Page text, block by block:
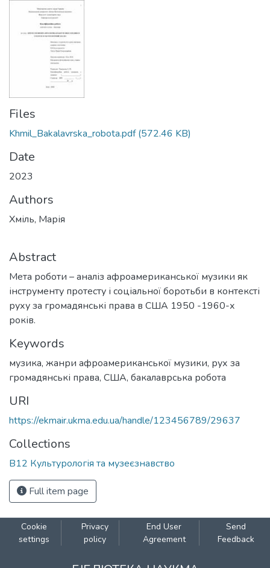
Files
Khmil_Bakalavrska_robota.pdf(572.46 KB)
Date
2023
Authors
Хміль, Марія
Abstract
Мета роботи – аналіз афроамериканської музики як
інструменту протесту і соціальної боротьби в контексті
руху за громадянські права в США 1950 -1960-х
років.
Keywords
музика, жанри афроамериканської музики, рух за
громадянські права, США, бакалаврська робота
URI
https://ekmair.ukma.edu.ua/handle/123456789/29637
Collections
B12 Культурологія та музеєзнавство
Full item page
Cookie
settings
Privacy
policy
End User
Agreement
Send
Feedback